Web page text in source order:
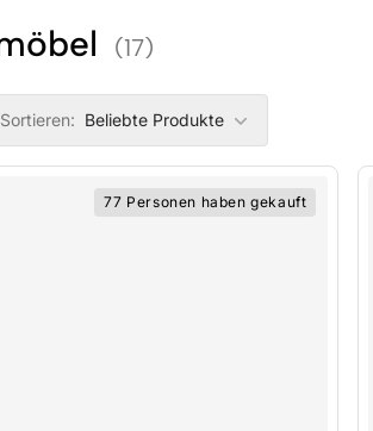
(17)
filters
Sortieren: Beliebte Produkte
77 Personen haben gekauft